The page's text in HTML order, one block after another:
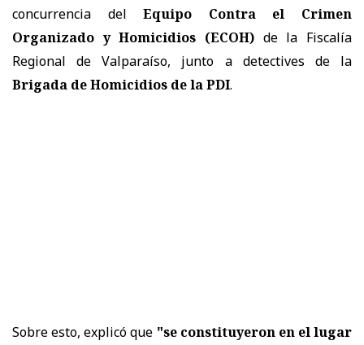
concurrencia delEquipo Contra el Crimen
Organizado y Homicidios (ECOH) de la Fiscalía
Regional de Valparaíso, junto a detectives de la
Brigada de Homicidios de la PDI.
Sobre esto, explicó que "se constituyeron en el lugar